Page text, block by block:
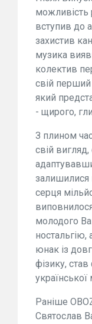
можливість
вступив до
захистив
музика
колектив
свій
який
- щирого,
З плином
свій
залишилися
серця
молодого
ностальгію,
юнак із
фізику,
української
Раніше
Святослав